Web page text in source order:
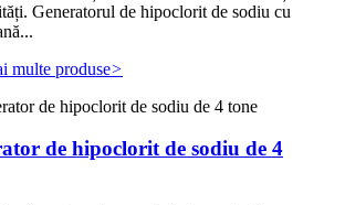
Generatorul de hipoclorit de sodiu cu
multe produse>
de hipoclorit de sodiu de 4